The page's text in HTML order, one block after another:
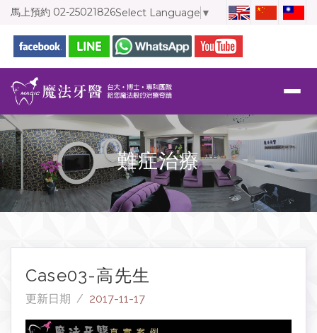
馬上預約 02-25021826Select Language ▼
難症治療
Case03-高先生
更新日期 / 2017-11-17